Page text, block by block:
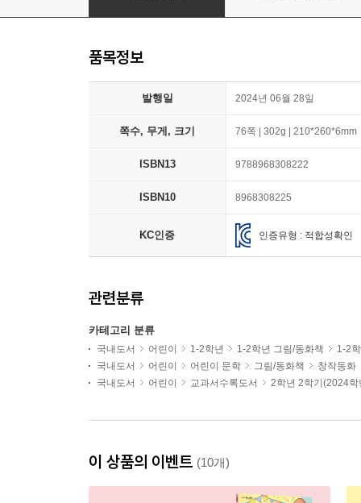
품목정보
발행일 2024년 06월 28일
쪽수, 무게, 크기 76쪽 | 302g | 210*260*6mm
ISBN13 9788968308222
ISBN10 8968308225
KC인증 인증유형 : 적합성확인
관련분류
카테고리 분류
국내도서 어린이 1-2학년 1-2학년 그림/동화책
1-2
국내도서
어린이 어린이 문학 그림/동화책
창작동화
국내도서
어린이 교과서수록도서 2학년 2학기(2024학
이 상품의 이벤트 (10개)